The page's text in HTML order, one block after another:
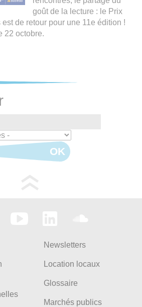
goût de la lecture : le Prix
de retour pour une 11e édition !
22 octobre.
OK
Newsletters
Location locaux
Glossaire
Marchés publics